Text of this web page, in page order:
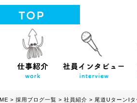
> 採用ブログ一覧 > 社員紹介 > 尾道UターンIタ